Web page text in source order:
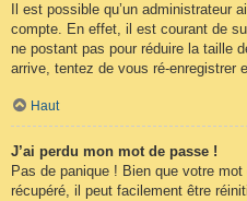
Il est possible qu’un administrateur
compte. En effet, il est courant de
ne postant pas pour réduire la taille
arrive, tentez de vous ré-enregistrer
Haut
J’ai perdu mon mot de passe !
Pas de panique ! Bien que votre
récupéré, il peut facilement être